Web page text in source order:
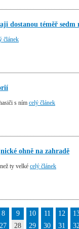
dostanou téměř sedm
článek
s ním celý článek
ohně na zahradě
ty velké celý článek
8 9 10 11 12
27 28 29 30 31